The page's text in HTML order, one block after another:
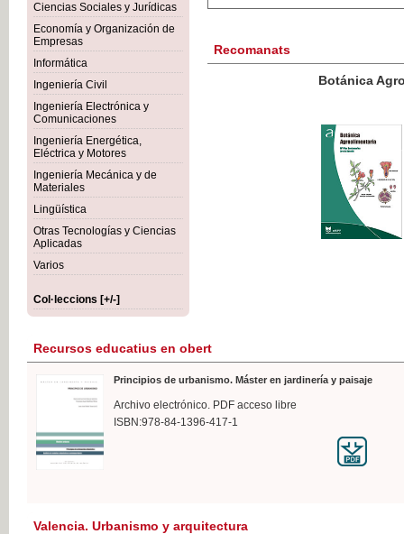
Ciencias Sociales y Jurídicas
Economía y Organización de
Empresas
Informática
Ingeniería Civil
Ingeniería Electrónica y
Comunicaciones
Ingeniería Energética,
Eléctrica y Motores
Ingeniería Mecánica y de
Materiales
Lingüística
Otras Tecnologías y Ciencias
Aplicadas
Varios
Col·leccions [+/-]
Recomanats
Botánica Agroalimentaria
IVA
Recursos educatius en obert
Principios de urbanismo. Máster en jardinería y paisaje
Archivo electrónico. PDF acceso libre
ISBN:978-84-1396-417-1
Valencia. Urbanismo y arquitectura